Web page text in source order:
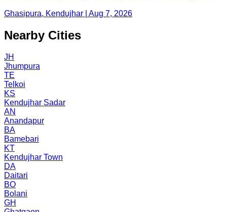
Ghasipura, Kendujhar | Aug 7, 2026
Nearby Cities
JH
Jhumpura
TE
Telkoi
KS
Kendujhar Sadar
AN
Anandapur
BA
Bamebari
KT
Kendujhar Town
DA
Daitari
BO
Bolani
GH